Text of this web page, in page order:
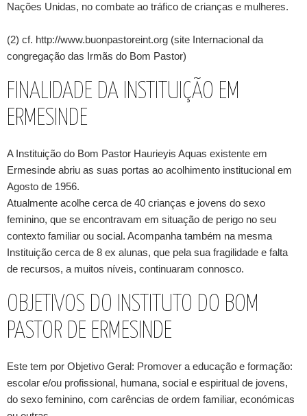
Nações Unidas, no combate ao tráfico de crianças e mulheres.
(2) cf. http://www.buonpastoreint.org (site Internacional da
congregação das Irmãs do Bom Pastor)
FINALIDADE DA INSTITUIÇÃO EM
ERMESINDE
A Instituição do Bom Pastor Haurieyis Aquas existente em
Ermesinde abriu as suas portas ao acolhimento institucional em
Agosto de 1956.
Atualmente acolhe cerca de 40 crianças e jovens do sexo
feminino, que se encontravam em situação de perigo no seu
contexto familiar ou social. Acompanha também na mesma
Instituição cerca de 8 ex alunas, que pela sua fragilidade e falta
de recursos, a muitos níveis, continuaram connosco.
OBJETIVOS DO INSTITUTO DO BOM
PASTOR DE ERMESINDE
Este tem por Objetivo Geral: Promover a educação e formação:
escolar e/ou profissional, humana, social e espiritual de jovens,
do sexo feminino, com carências de ordem familiar, económicas